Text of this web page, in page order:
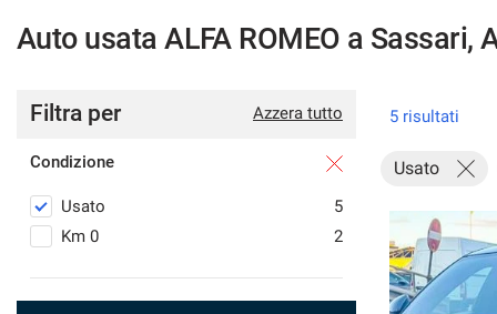
ASSISTENZA
NOLEGGIO
VALUTAZIONE USATO
DICONO DI NOI
Auto usata ALFA ROMEO a Sassari,
Azzera tutto
Filtra per
Condizione
Usato
5
Km 0
2
5 risultati
Usato
pannello
ti
di
esprimere
tue
di
consenso
tecnologie
di